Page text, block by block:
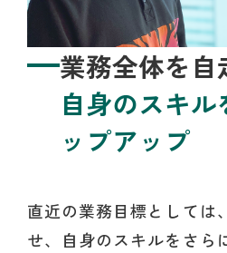
業務全体を自
自身のスキ
ップアップ
直近の業務目標としては
せ、自身のスキルをさら